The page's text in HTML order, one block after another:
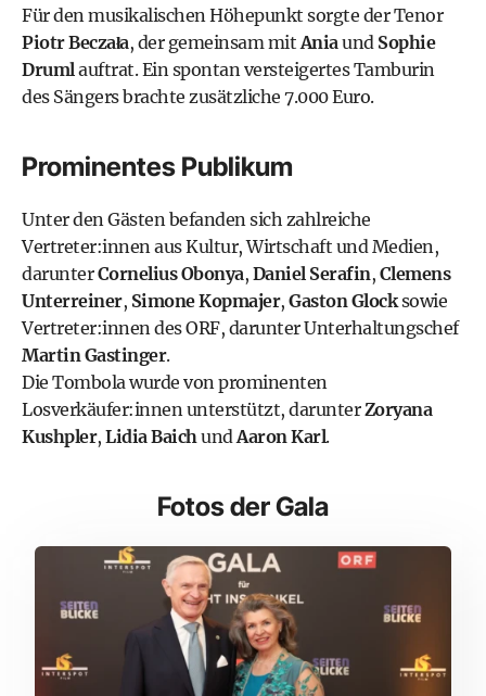
Für den musikalischen Höhepunkt sorgte der Tenor
Piotr Beczała, der gemeinsam mitAniaund Sophie
Drumlauftrat. Ein spontan versteigertes Tamburin
des Sängers brachte zusätzliche 7.000 Euro.
Prominentes Publikum
Unter den Gästen befanden sich zahlreiche
Vertreter:innen aus Kultur, Wirtschaft und Medien,
darunterCornelius Obonya, Daniel Serafin, Clemens
Unterreiner, Simone Kopmajer, Gaston Glocksowie
Vertreter:innen des ORF, darunter Unterhaltungschef
Martin Gastinger.
Die Tombola wurde von prominenten
Losverkäufer:innen unterstützt, darunterZoryana
Kushpler, Lidia BaichundAaron Karl.
Fotos der Gala